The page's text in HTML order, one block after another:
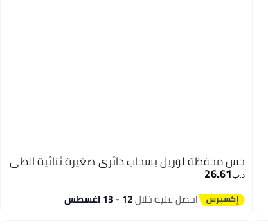
جس محفظة لوريل بسحاب دائري صغيرة ثنائية الطي
د.ب‏26.61
احصل عليه خلال12 - 13 اغسطس